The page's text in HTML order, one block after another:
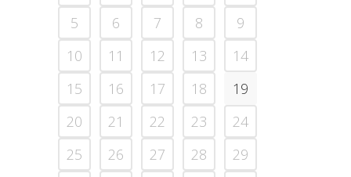
5
6 7 8
9
10
11 12 13
14
15
16 17 18
19
20
21 22 23
24
25
26 27 28
29